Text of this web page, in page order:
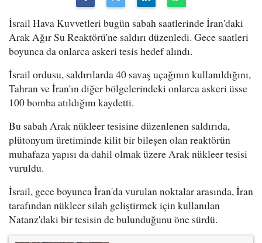
İsrail Hava Kuvvetleri bugün sabah saatlerinde İran'daki
Arak Ağır Su Reaktörü'ne saldırı düzenledi. Gece saatleri
boyunca da onlarca askeri tesis hedef alındı.
İsrail ordusu, saldırılarda 40 savaş uçağının kullanıldığını,
Tahran ve İran'ın diğer bölgelerindeki onlarca askeri üsse
100 bomba atıldığını kaydetti.
Bu sabah Arak nükleer tesisine düzenlenen saldırıda,
plütonyum üretiminde kilit bir bileşen olan reaktörün
muhafaza yapısı da dahil olmak üzere Arak nükleer tesisi
vuruldu.
İsrail, gece boyunca İran'da vurulan noktalar arasında, İran
tarafından nükleer silah geliştirmek için kullanılan
Natanz'daki bir tesisin de bulunduğunu öne sürdü.